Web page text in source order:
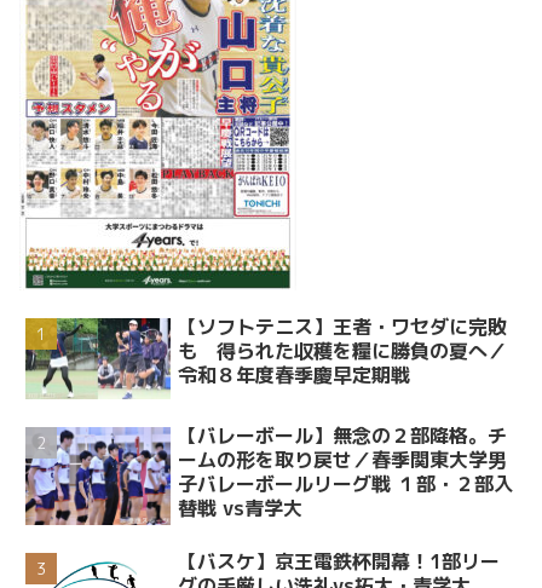
【ソフトテニス】王者・ワセダに完敗
も 得られた収穫を糧に勝負の夏へ／
令和８年度春季慶早定期戦
【バレーボール】無念の２部降格。チ
ームの形を取り戻せ／春季関東大学男
子バレーボールリーグ戦 １部・２部入
替戦 vs青学大
【バスケ】京王電鉄杯開幕！1部リー